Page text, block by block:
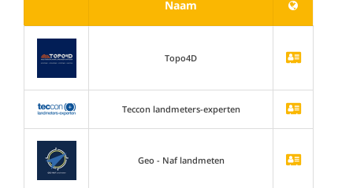
Naam
Topo4D
Teccon landmeters-experten
Geo - Naf landmeten